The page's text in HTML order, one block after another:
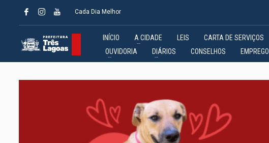
Cada Dia Melhor
INÍCIO A CIDADE LEIS CARTA DE SERVIÇOS
OUVIDORIA
DIÁRIOS CONSELHOS EMPREGO